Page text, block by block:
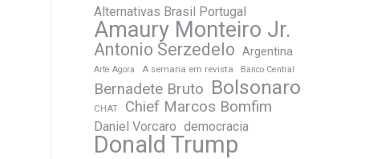
Alternativas Brasil Portugal
Amaury Monteiro Jr.
Antonio Serzedelo Argentina
Arte Agora A semana em revista Banco Central
Bernadete Bruto Bolsonaro
CHAT Chief Marcos Bomfim
Daniel Vorcaro democracia
Donald Trump